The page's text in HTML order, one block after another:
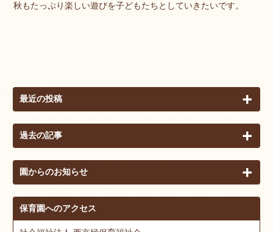
秋もたっぷり楽しい遊びを子どもたちとしていきたいです。
最近の投稿
過去の記事
園からのお知らせ
保育園へのアクセス